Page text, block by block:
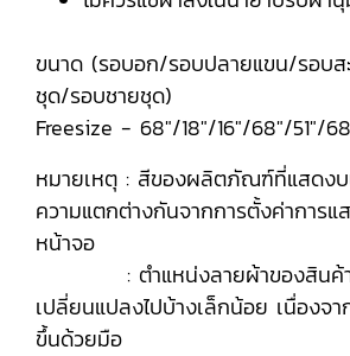
ขนาด (รอบอก/รอบปลายแขน/รอบส
ชุด/รอบชายชุด)
Freesize - 68"/18"/16"/68"/51"/
หมายเหตุ : สีของผลิตภัณฑ์ที่แสดงบ
ความแตกต่างกันจากการตั้งค่าการ
หน้าจอ
: ตำแหน่งลายผ้าของสินค้าแ
เปลี่ยนแปลงไปบ้างเล็กน้อย เนื่องจ
ขึ้นด้วยมือ